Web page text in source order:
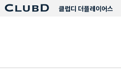
클럽디 더플레이어스